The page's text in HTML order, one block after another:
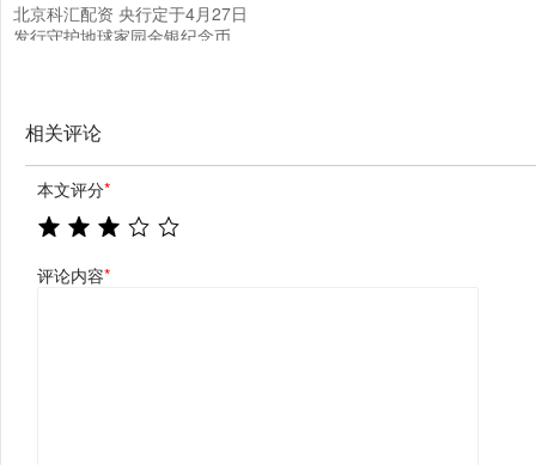
北京科汇配资 央行定于4月27日
发行守护地球家园金银纪念币
相关评论
本文评分*
评论内容*